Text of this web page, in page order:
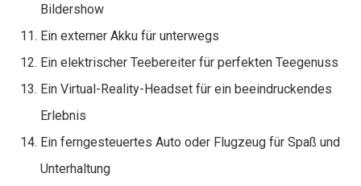
Bildershow
Ein externer Akku für unterwegs
Ein elektrischer Teebereiter für perfekten Teegenuss
Ein Virtual-Reality-Headset für ein beeindruckendes
Erlebnis
Ein ferngesteuertes Auto oder Flugzeug für Spaß und
Unterhaltung